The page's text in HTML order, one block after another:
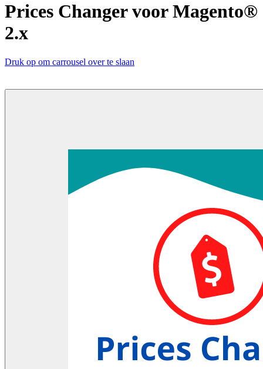
Prices Changer voor Magento®
2.x
Druk op om carrousel over te slaan